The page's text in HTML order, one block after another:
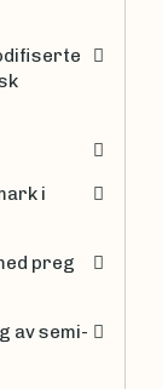
i
preg
av semi-